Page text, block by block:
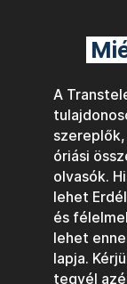
A
óriási
olvasók.
lehet
és
lehet
lapja.
tegyél